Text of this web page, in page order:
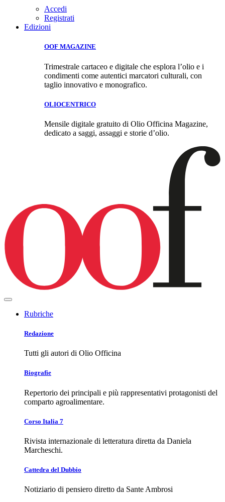
Accedi
Registrati
Edizioni
OOF MAGAZINE
Trimestrale cartaceo e digitale che esplora l’olio e i
condimenti come autentici marcatori culturali, con
taglio innovativo e monografico.
OLIOCENTRICO
Mensile digitale gratuito di Olio Officina Magazine,
dedicato a saggi, assaggi e storie d’olio.
Rubriche
Redazione
Tutti gli autori di Olio Officina
Biografie
Repertorio dei principali e più rappresentativi protagonisti del
comparto agroalimentare.
Corso Italia 7
Rivista internazionale di letteratura diretta da Daniela
Marcheschi.
Cattedra del Dubbio
Notiziario di pensiero diretto da Sante Ambrosi